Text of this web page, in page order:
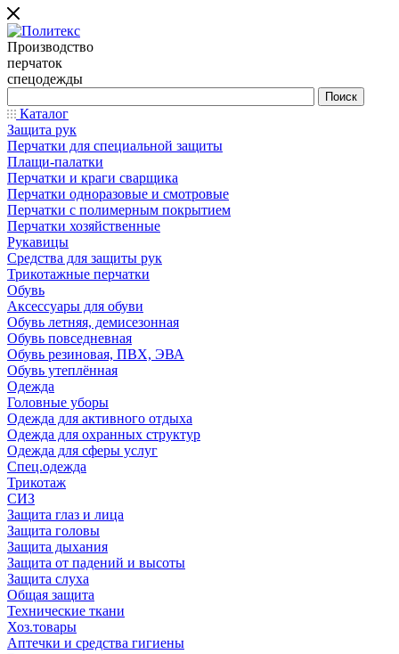
Производство
перчаток
спецодежды
Каталог
Защита рук
Перчатки для специальной защиты
Плащи-палатки
Перчатки и краги сварщика
Перчатки одноразовые и смотровые
Перчатки с полимерным покрытием
Перчатки хозяйственные
Рукавицы
Средства для защиты рук
Трикотажные перчатки
Обувь
Аксессуары для обуви
Обувь летняя, демисезонная
Обувь повседневная
Обувь резиновая, ПВХ, ЭВА
Обувь утеплённая
Одежда
Головные уборы
Одежда для активного отдыха
Одежда для охранных структур
Одежда для сферы услуг
Спец.одежда
Трикотаж
СИЗ
Защита глаз и лица
Защита головы
Защита дыхания
Защита от падений и высоты
Защита слуха
Общая защита
Технические ткани
Хоз.товары
Аптечки и средства гигиены